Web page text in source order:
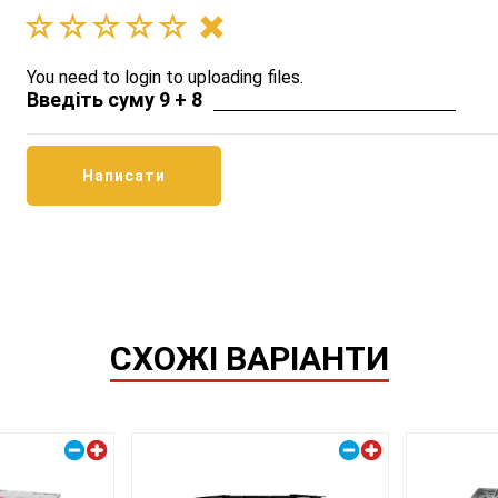
You need to login to uploading files.
Введіть суму 9 + 8
СХОЖІ ВАРІАНТИ